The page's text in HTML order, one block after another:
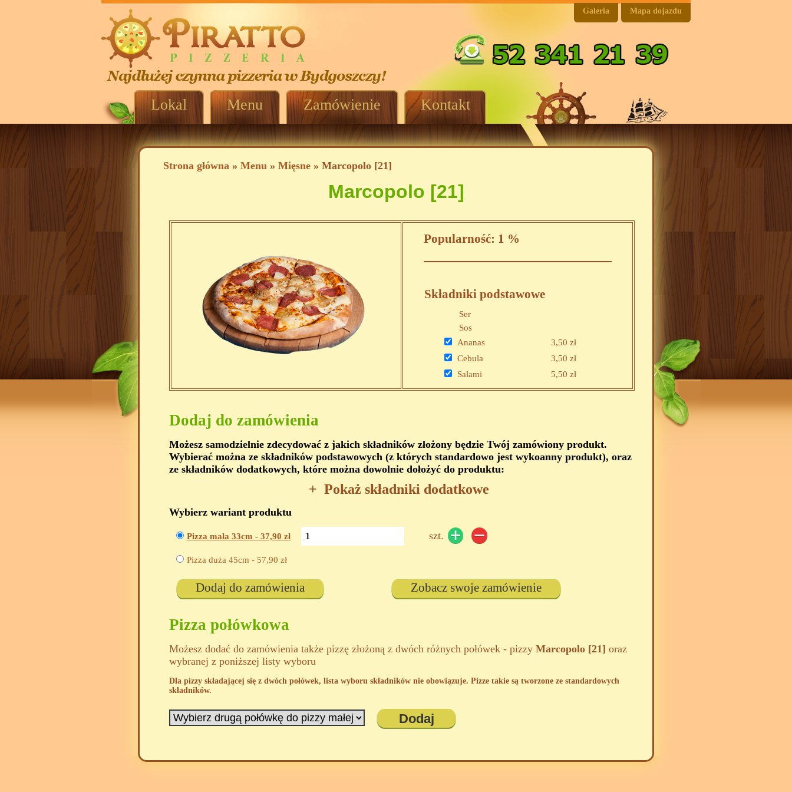
Mapa dojazdu
Galeria
Lokal Menu Zamówienie Kontakt
Strona główna » Menu » Mięsne » Marcopolo [21]
Marcopolo [21]
Popularność: 1 %
Składniki podstawowe
Ser
Sos
Ananas
3,50 zł
Cebula
3,50 zł
Salami
5,50 zł
Dodaj do zamówienia
Możesz samodzielnie zdecydować z jakich składników złożony będzie Twój zamówiony produkt.
Wybierać można ze składników podstawowych (z których standardowo jest wykoanny produkt), oraz
ze składników dodatkowych, które można dowolnie dołożyć do produktu:
+ Pokaż składniki dodatkowe
Wybierz wariant produktu
Pizza mała 33cm - 37,90 zł szt.
Pizza duża 45cm - 57,90 zł
Dodaj do zamówienia Zobacz swoje zamówienie
Pizza połówkowa
Możesz dodać do zamówienia także pizzę złożoną z dwóch różnych połówek - pizzy Marcopolo [21] oraz
wybranej z poniższej listy wyboru
Dla pizzy składającej się z dwóch połówek, lista wyboru składników nie obowiązuje. Pizze takie są tworzone ze standardowych
składników.
Dodaj